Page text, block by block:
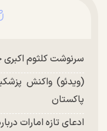
سرنوشت کلثوم
(ویدئو) واکنش
پاکستان
ادعای تازه امارات